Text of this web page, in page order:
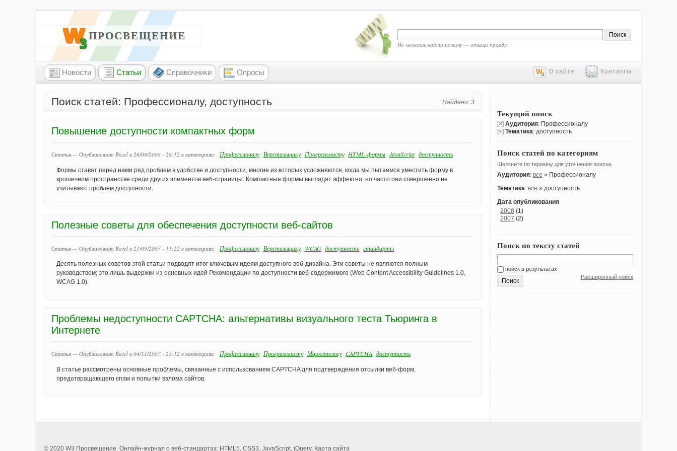
W3 ПРОСВЕЩЕНИЕ
Не можешь найти истину — отыщи правду.
Новости Статьи Справочники Опросы О сайте Контакты
Поиск статей: Профессионалу, доступность Найдено: 3
Повышение доступности компактных форм
Статья — Опубликовано Bazel в 26/08/2008 - 20:12 в категориях: Профессионалу Верстальщику Программисту HTML-формы JavaScript доступность
Формы ставят перед нами ряд проблем в удобстве и доступности, многие из которых усложняются, когда мы пытаемся уместить форму в
крошечном пространстве среди других элементов веб-страницы. Компактные формы выглядят эффектно, но часто они совершенно не
учитывают проблем доступности.
Полезные советы для обеспечения доступности веб-сайтов
Статья — Опубликовано Bazel в 21/09/2007 - 11:22 в категориях: Профессионалу Верстальщику WCAG доступность стандарты
Десять полезных советов этой статьи подводят итог ключевым идеям доступного веб-дизайна. Эти советы не являются полным
руководством; это лишь выдержки из основных идей Рекомендации по доступности веб-содержимого (Web Content Accessibility Guidelines 1.0,
WCAG 1.0).
Проблемы недоступности CAPTCHA: альтернативы визуального теста Тьюринга в
Интернете
Статья — Опубликовано Bazel в 04/11/2007 - 23:12 в категориях: Профессионалу Программисту Маркетологу CAPTCHA доступность
В статье рассмотрены основные проблемы, связанные с использованием CAPTCHA для подтверждения отсылки веб-форм,
предотвращающего спам и попытки взлома сайтов.
Текущий поиск
[×] Аудитория: Профессионалу
[×] Тематика: доступность
Поиск статей по категориям
Щелкните по термину для уточнения поиска.
Аудитория: все » Профессионалу
Тематика: все » доступность
Дата опубликования
2008 (1)
2007 (2)
Поиск по тексту статей
поиск в результатах
Расширенный поиск
© 2020 W3 Просвещение . Онлайн-журнал о веб-стандартах: HTML5 CSS3 JavaScript jQuery. Карта сайта